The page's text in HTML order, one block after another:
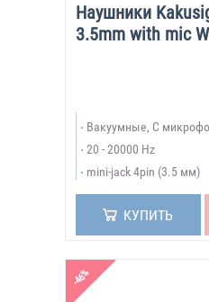
Наушники
3.5mm with mic
Вакуумные, С
20 - 20000 Hz
mini-jack 4pin (3.5 мм)
КУПИТЬ
-46%